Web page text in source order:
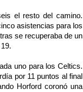
el resto del camino.
asis­tencias para los
se recuperaba de un
uno para los Celtics.
por 11 puntos al final
Horford co­ronó una